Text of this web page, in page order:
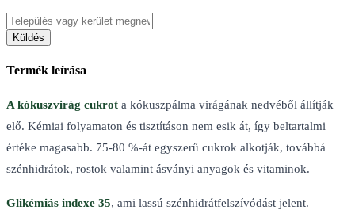
Küldés
Termék leírása
A kókuszvirág cukrot a kókuszpálma virágának nedvéből állítják
elő. Kémiai folyamaton és tisztításon nem esik át, így beltartalmi
értéke magasabb. 75-80 %-át egyszerű cukrok alkotják, továbbá
szénhidrátok, rostok valamint ásványi anyagok és vitaminok.
Glikémiás indexe 35, ami lassú szénhidrátfelszívódást jelent.